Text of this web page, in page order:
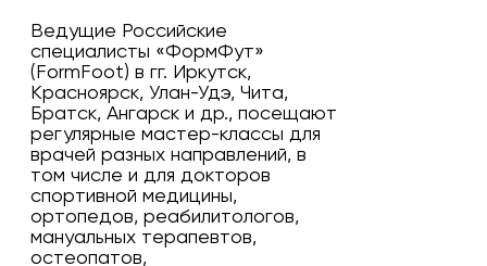
Ведущие Российские
специалисты «ФормФут»
(FormFoot) в гг. Иркутск,
Красноярск, Улан-Удэ, Чита,
Братск, Ангарск и др., посещают
регулярные мастер-классы для
врачей разных направлений, в
том числе и для докторов
спортивной медицины,
ортопедов, реабилитологов,
мануальных терапевтов,
остеопатов,